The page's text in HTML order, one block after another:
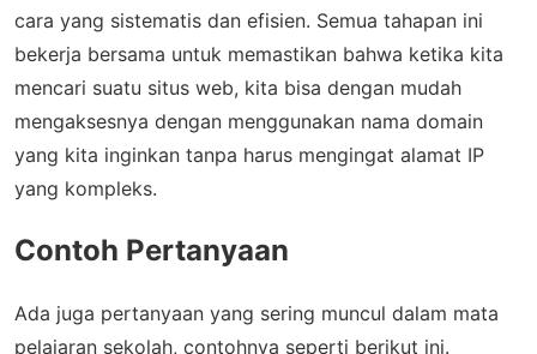
cara yang sistematis dan efisien. Semua tahapan ini
bekerja bersama untuk memastikan bahwa ketika kita
mencari suatu situs web, kita bisa dengan mudah
mengaksesnya dengan menggunakan nama domain
yang kita inginkan tanpa harus mengingat alamat IP
yang kompleks.
Contoh Pertanyaan
Ada juga pertanyaan yang sering muncul dalam mata
pelajaran sekolah, contohnya seperti berikut ini.